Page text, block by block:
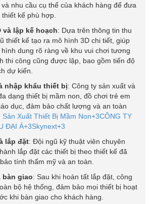
nhu cầu cụ thể của khách hàng để đưa
thiết kế phù hợp.
và lập kế hoạch: Dựa trên thông tin thu
thiết kế tạo ra mô hình 3D chi tiết, giúp
hình dung rõ ràng về khu vui chơi tương
thi công cũng được lập, bao gồm tiến độ
dự kiến.
nhập khẩu thiết bị: Công ty sản xuất và
dạng thiết bị mầm non, đồ chơi trẻ em
dục, đảm bảo chất lượng và an toàn
Sản Xuất Thiết Bị Mầm Non+3CÔNG TY
ĐẠI Á+3Skynext+3
lắp đặt: Đội ngũ kỹ thuật viên chuyên
lắp đặt các thiết bị theo thiết kế đã
tính thẩm mỹ và an toàn.
bàn giao: Sau khi hoàn tất lắp đặt, công
bộ hệ thống, đảm bảo mọi thiết bị hoạt
khi bàn giao cho khách hàng.